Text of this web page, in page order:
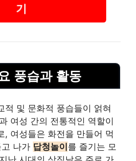
기
풍습과 활동
적 및 문화적 풍습들이 얽혀
여성 간의 전통적인 역할이
, 여성들은 화전을 만들어 먹
나가 답청놀이 를 즐기는 모